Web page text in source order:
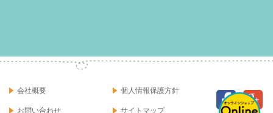
会社概要 個人情報保護方針
お問い合わせ サイトマップ